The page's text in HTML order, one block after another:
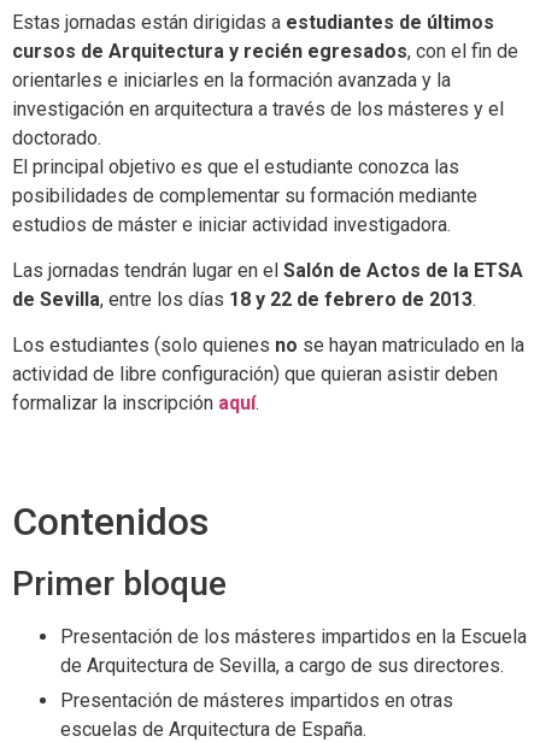
Estas jornadas están dirigidas a estudiantes de últimos
cursos de Arquitectura y recién egresados, con el fin de
orientarles e iniciarles en la formación avanzada y la
investigación en arquitectura a través de los másteres y el
doctorado.
El principal objetivo es que el estudiante conozca las
posibilidades de complementar su formación mediante
estudios de máster e iniciar actividad investigadora.
Las jornadas tendrán lugar en el Salón de Actos de la ETSA
de Sevilla, entre los días 18 y 22 de febrero de 2013.
Los estudiantes (solo quienes no se hayan matriculado en la
actividad de libre configuración) que quieran asistir deben
formalizar la inscripción aquí.
Contenidos
Primer bloque
Presentación de los másteres impartidos en la Escuela
de Arquitectura de Sevilla, a cargo de sus directores.
Presentación de másteres impartidos en otras
escuelas de Arquitectura de España.